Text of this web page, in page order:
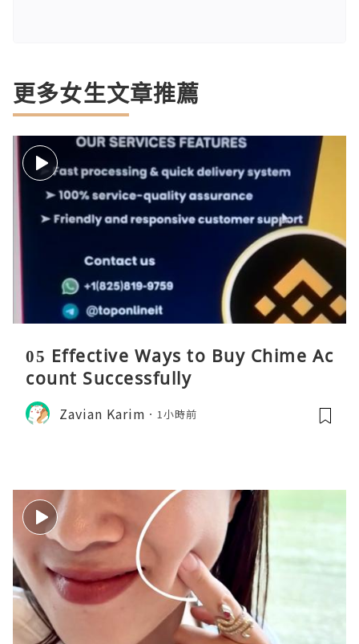
更多女生文章推薦
05 Effective Ways to Buy Chime Ac
count Successfully
Zavian Karim 1小時前